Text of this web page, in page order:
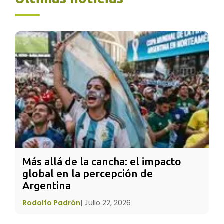
escuelas primarias, que son vacunadas
durante su infancia y que poseen una calidad
de vida idónea en igualdad de condiciones
con sus homólogos varones. Pero en la
actualidad, el problema se presenta en las
adolescentes, las cuales no cuentan con las
mismas oportunidades educativas y de
trabajo que los chicos e incluso, muchas ven
truncado su futuro por un matrimonio no
deseado o un embarazo precoz.
Más allá de la cancha: el impacto
global en la percepción de
Argentina
Rodolfo Padrón| Julio 22, 2026